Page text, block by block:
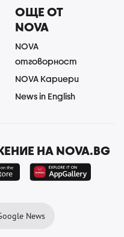
ОЩЕ ОТ
NOVA
NOVA
отговорност
NOVA Кариери
News in English
НА NOVA.BG
News